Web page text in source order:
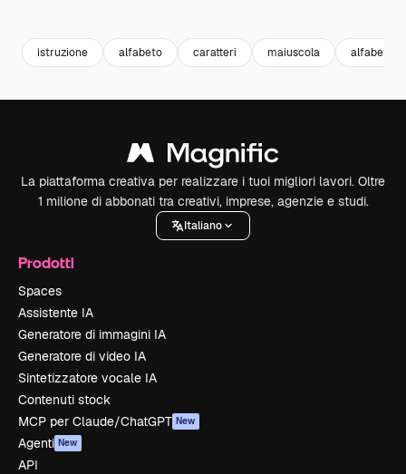
istruzione alfabeto caratteri maiuscola alfabetico
La piattaforma creativa per realizzare i tuoi migliori lavori. Oltre
1 milione di abbonati tra creativi, imprese, agenzie e studi.
Italiano
Prodotti
Spaces
Assistente IA
Generatore di immagini IA
Generatore di video IA
Sintetizzatore vocale IA
Contenuti stock
MCP per Claude/ChatGPT New
Agenti New
API